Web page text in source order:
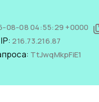
08-08 04:55:29 +0000
216.73.216.87
TtJwqMkpFiE1